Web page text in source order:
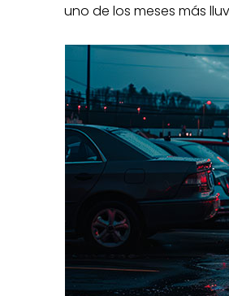
uno de los meses más